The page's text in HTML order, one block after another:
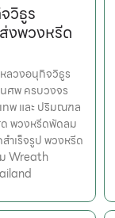
วิธูร
งพวงหรีด
ลวงอนุกิจวิธูร
ศพ ครบวงจร
ทพ และ ปริมณฑล
พวงหรีดพัดลม
ำเร็จรูป พวงหรีด
Wreath